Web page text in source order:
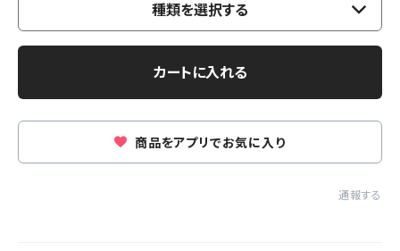
種類を選択する
カートに入れる
商品をアプリでお気に入り
通報する